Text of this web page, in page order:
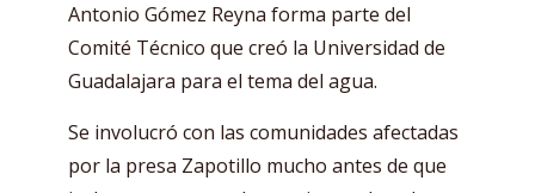
Antonio Gómez Reyna forma parte del
Comité Técnico que creó la Universidad de
Guadalajara para el tema del agua.
Se involucró con las comunidades afectadas
por la presa Zapotillo mucho antes de que